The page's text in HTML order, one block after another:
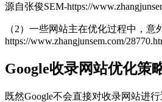
源自张俊SEM-https://
（2）一些网站主在优化过程中，
https://www.zhangjunsem.com/
Google收录网站优化策
既然Google不会直接对收录网站进